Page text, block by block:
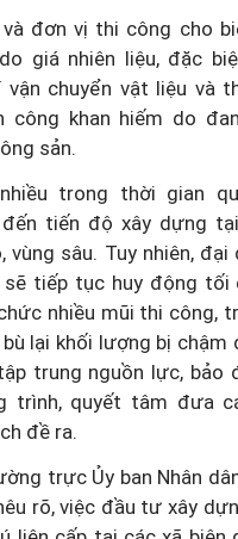
đơn vị thi công cho
giá nhiên liệu, đặc
vận chuyển vật liệu và
công khan hiếm do
sản.
trong thời gian
tiến độ xây dựng
vùng sâu. Tuy nhiên, đại
sẽ tiếp tục huy động tối
nhiều mũi thi công,
lại khối lượng bị chậm
trung nguồn lực, bảo
trình, quyết tâm đưa
đề ra.
trực Ủy ban Nhân
rõ, việc đầu tư xây